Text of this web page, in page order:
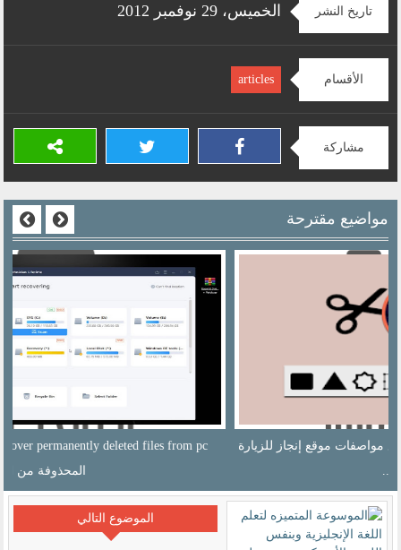
تاريخ النشر الخميس، 29 نوفمبر 2012
الأقسام articles
مشاركة
مواضيع مقترحة
recover permanently deleted files from pc | كيفية استرجاع الملفات
الموضوع التالي